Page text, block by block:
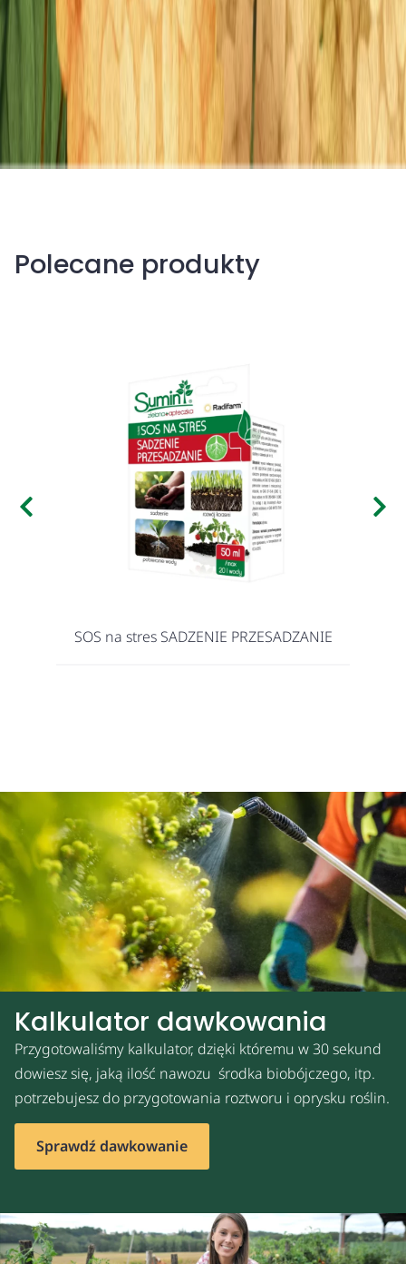
Polecane produkty
SOS na stres SADZENIE PRZESADZANIE
Kalkulator dawkowania
Przygotowaliśmy kalkulator, dzięki któremu w 30 sekund
dowiesz się, jaką ilość nawozu środka biobójczego, itp.
potrzebujesz do przygotowania roztworu i oprysku roślin.
Sprawdź dawkowanie